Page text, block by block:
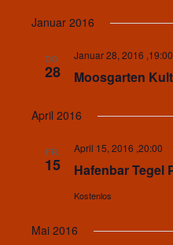
wählen.
Januar 2016
DO.
28 Moosgarten
Januar 28, 2016 ,19:00
April 2016
FR.
15 Hafenbar Tegel
April 15, 2016 ,20:00
Kostenlos
Mai 2016